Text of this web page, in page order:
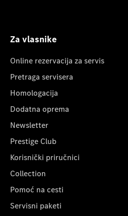
Za vlasnike
Online rezervacija za servis
Pretraga servisera
Homologacija
Dodatna oprema
Newsletter
Prestige Club
Korisnički priručnici
Collection
Pomoć na cesti
Servisni paketi